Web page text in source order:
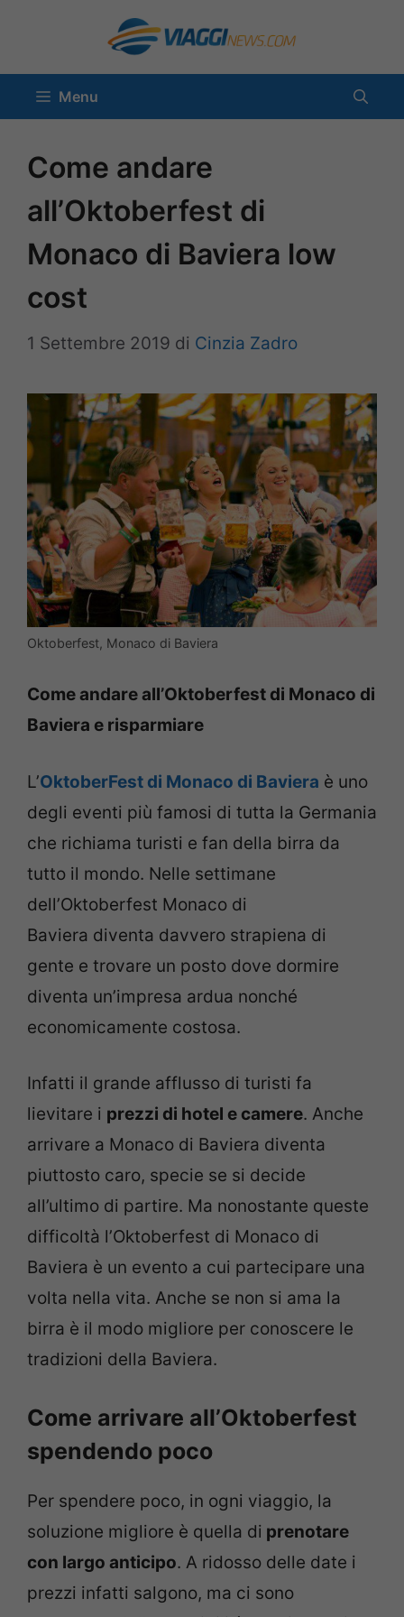
contenuto
Menu
Come andare
all’Oktoberfest di
Monaco di Baviera low
cost
1 Settembre 2019 di Cinzia Zadro
Oktoberfest, Monaco di Baviera
Come andare all’Oktoberfest di Monaco di
Baviera e risparmiare
L’OktoberFest di Monaco di Baviera è uno
degli eventi più famosi di tutta la Germania
che richiama turisti e fan della birra da
tutto il mondo. Nelle settimane
dell’Oktoberfest Monaco di
Baviera diventa davvero strapiena di
gente e trovare un posto dove dormire
diventa un’impresa ardua nonché
economicamente costosa.
Infatti il grande afflusso di turisti fa
lievitare i prezzi di hotel e camere. Anche
arrivare a Monaco di Baviera diventa
piuttosto caro, specie se si decide
all’ultimo di partire. Ma nonostante queste
difficoltà l’Oktoberfest di Monaco di
Baviera è un evento a cui partecipare una
volta nella vita. Anche se non si ama la
birra è il modo migliore per conoscere le
tradizioni della Baviera.
Come arrivare all’Oktoberfest
spendendo poco
Per spendere poco, in ogni viaggio, la
soluzione migliore è quella di prenotare
con largo anticipo. A ridosso delle date i
prezzi infatti salgono, ma ci sono